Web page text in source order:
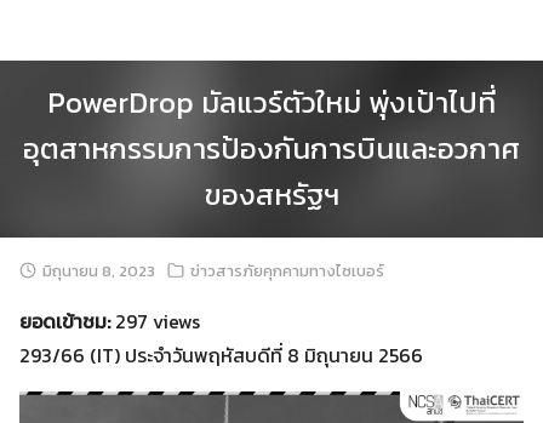
PowerDrop มัลแวร์ตัวใหม่ พุ่งเป้าไปที่
อุตสาหกรรมการป้องกันการบินและอวกาศ
ของสหรัฐฯ
มิถุนายน 8, 2023 ข่าวสารภัยคุกคามทางไซเบอร์
ยอดเข้าชม:297 views
293/66 (IT) ประจำวันพฤหัสบดีที่ 8 มิถุนายน 2566